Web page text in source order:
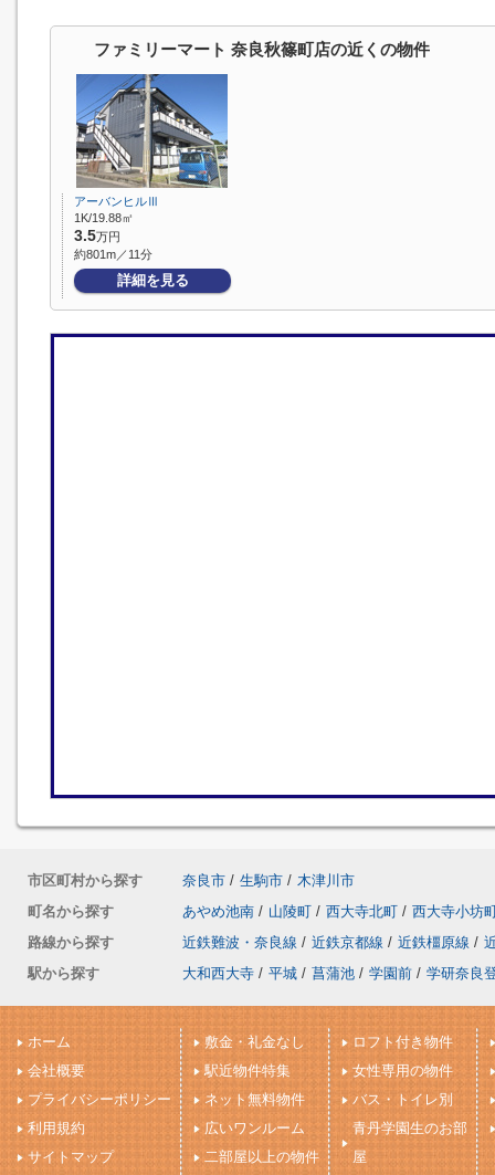
ファミリーマート 奈良秋篠町店の近くの物件
アーバンヒルⅢ
1K/19.88㎡
3.5万円
約801m／11分
詳細を見る
市区町村から探す 奈良市 / 生駒市 / 木津川市
町名から探す
あやめ池南 / 山陵町 / 西大寺北町 / 西大寺小坊
路線から探す
近鉄難波・奈良線 / 近鉄京都線 / 近鉄橿原線 /
駅から探す
大和西大寺 / 平城 / 菖蒲池 / 学園前 / 学研奈良
ホーム
会社概要
プライバシーポリシー
利用規約
サイトマップ
敷金・礼金なし
駅近物件特集
ネット無料物件
広いワンルーム
二部屋以上の物件
ロフト付き物件
女性専用の物件
バス・トイレ別
青丹学園生のお部
屋